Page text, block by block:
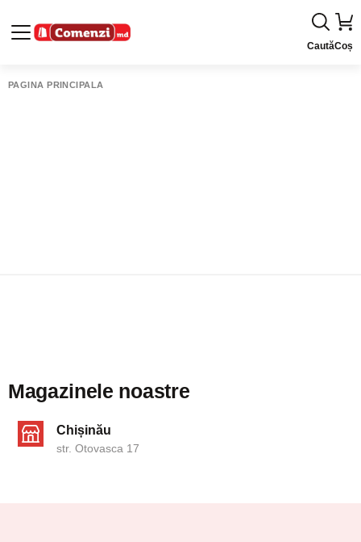
CautăCoș
PAGINA PRINCIPALĂ
Magazinele noastre
Chișinău
str. Otovasca 17